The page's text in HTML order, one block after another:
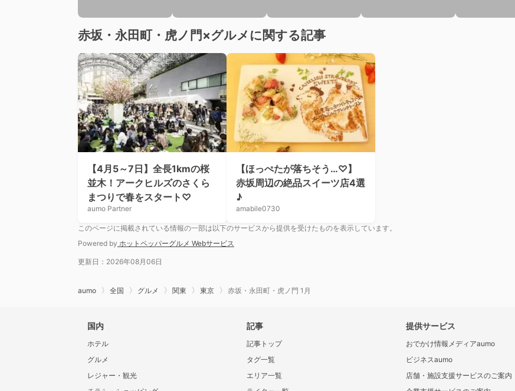
赤坂・永田町・虎ノ門×グルメに関する記事
【4月5～7日】全長1kmの桜
並木！アークヒルズのさくら
まつりで春をスタート♡
aumo Partner
【ほっぺたが落ちそう…♡】
赤坂周辺の絶品スイーツ店4選
♪
amabile0730
このページに掲載されている情報の一部は以下のサービスから提供を受けたものを表示しています。
Powered by ホットペッパーグルメ Webサービス
更新日：2026年08月06日
aumo 全国 グルメ 関東 東京 赤坂・永田町・虎ノ門 1月
国内
ホテル
グルメ
レジャー・観光
記事
記事トップ
タグ一覧
エリア一覧
提供サービス
おでかけ情報メディアaumo
ビジネスaumo
店舗・施設支援サービスのご案内